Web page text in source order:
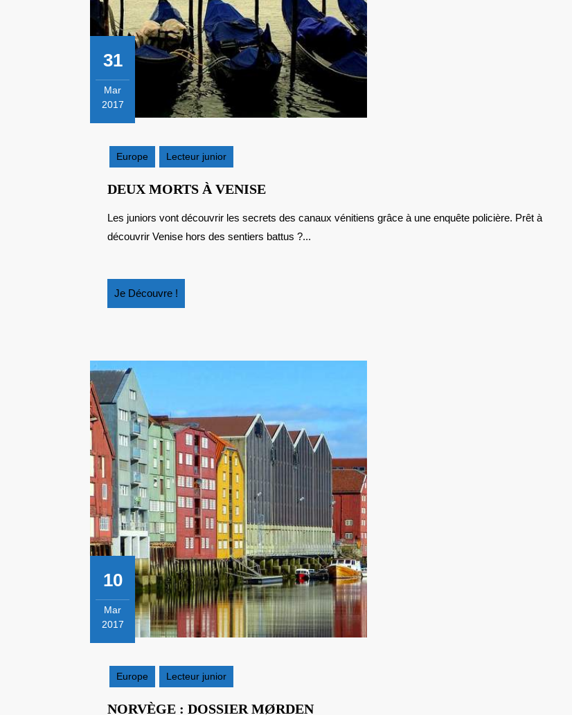
31
Mar
2017
2017
Europe
Lecteur junior
DEUX MORTS À VENISEDEUX
À
VENISE
Les juniors vont découvrir les secrets des canaux vénitiens grâce à une enquête policière. Prêt à
découvrir Venise hors des sentiers battus ?...
Je Découvre !
Découvre
10
Mar
2017
2017
Europe
Lecteur junior
NORVÈGE : DOSSIER MØRDEN